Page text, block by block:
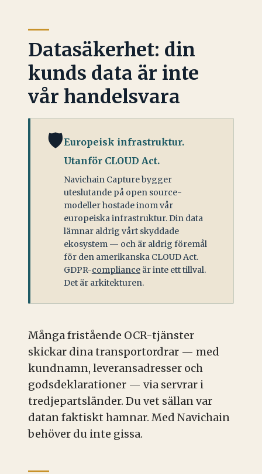
Datasäkerhet: din
kunds data är inte
vår handelsvara
🛡️Europeisk infrastruktur.
Utanför CLOUD Act.
Navichain Capture bygger
uteslutande på open source-
modeller hostade inom vår
europeiska infrastruktur. Din data
lämnar aldrig vårt skyddade
ekosystem — och är aldrig föremål
för den amerikanska CLOUD Act.
GDPR-complianceär inte ett tillval.
Det är arkitekturen.
Många fristående OCR-tjänster
skickar dina transportordrar — med
kundnamn, leveransadresser och
godsdeklarationer — via servrar i
tredjepartsländer. Du vet sällan var
datan faktiskt hamnar. Med Navichain
behöver du inte gissa.